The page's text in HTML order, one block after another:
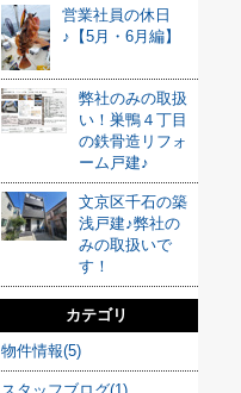
営業社員の休日
♪【5月・6月編】
弊社のみの取扱
い！巣鴨４丁目
の鉄骨造リフォ
ーム戸建♪
文京区千石の築
浅戸建♪弊社の
みの取扱いで
す！
カテゴリ
物件情報(5)